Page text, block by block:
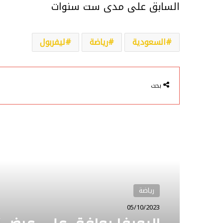
السابق على مدى ست سنوات
السعودية رياضة ليفربول
بحث
رياضة
05/10/2023
رياضة